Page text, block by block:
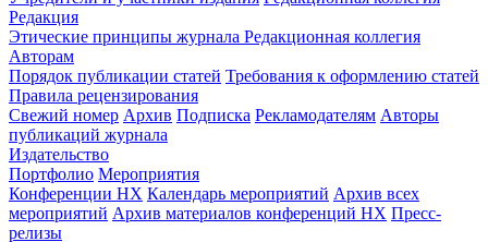
Редакция
Этические принципы журнала Редакционная коллегия
Авторам
Порядок публикации статей Требования к оформлению статей
Правила рецензирования
Свежий номер Архив Подписка Рекламодателям Авторы
публикаций журнала
Издательство
Портфолио Мероприятия
Конференции НХ Календарь мероприятий Архив всех
мероприятий Архив материалов конференций НХ Пресс-
релизы